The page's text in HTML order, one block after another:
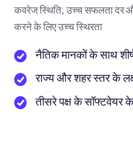
कवरेज स्थिति, उच्च सफलता
करने के लिए उच्च स्थिरता
नैतिक मानकों के साथ
राज्य और शहर स्तर के
तीसरे पक्ष के